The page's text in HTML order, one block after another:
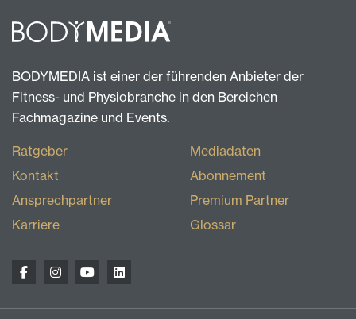
BODYMEDIA ist einer der führenden Anbieter der
Fitness- und Physiobranche in den Bereichen
Fachmagazine und Events.
Ratgeber
Kontakt
Ansprechpartner
Karriere
Mediadaten
Abonnement
Premium Partner
Glossar